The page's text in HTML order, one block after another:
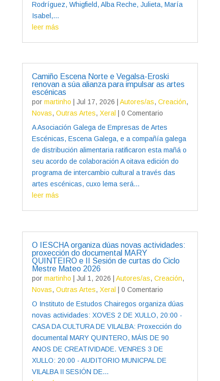
Rodríguez, Whigfield, Alba Reche, Julieta, María
Isabel,...
leer más
Camiño Escena Norte e Vegalsa-Eroski
renovan a súa alianza para impulsar as artes
escénicas
por martinho Jul 17, 2026 Autores/as, Creación,
Novas, Outras Artes, Xeral
| 0 Comentario
A Asociación Galega de Empresas de Artes
Escénicas, Escena Galega, e a compañía galega
de distribución alimentaria ratificaron esta mañá o
seu acordo de colaboración A oitava edición do
programa de intercambio cultural a través das
artes escénicas, cuxo lema será...
leer más
O IESCHA organiza dúas novas actividades:
proxección do documental MARY
QUINTEIRO e II Sesión de curtas do Ciclo
Mestre Mateo 2026
por martinho Jul 1, 2026 Autores/as, Creación,
Novas, Outras Artes, Xeral
| 0 Comentario
O Instituto de Estudos Chairegos organiza dúas
novas actividades: XOVES 2 DE XULLO, 20:00 -
CASA DA CULTURA DE VILALBA: Proxección do
documental MARY QUINTERO, MÁIS DE 90
ANOS DE CREATIVIDADE. VENRES 3 DE
XULLO: 20:00 - AUDITORIO MUNICPAL DE
VILALBA II SESIÓN DE...